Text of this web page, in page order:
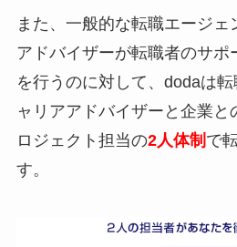
また、一般的な転職エージェ
アドバイザーが転職者のサポ
を行うのに対して、dodaは
ャリアアドバイザーと企業と
ロジェクト担当の2人体制 で
す。